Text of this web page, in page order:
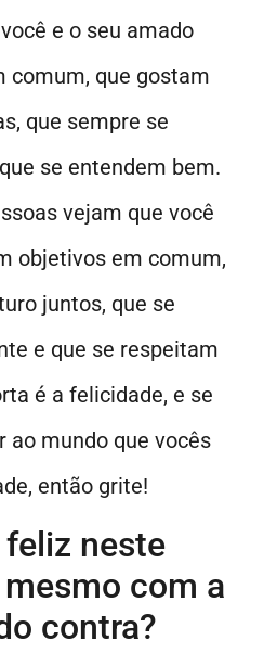
e o seu amado
comum, que gostam
que sempre se
se entendem bem.
vejam que você
objetivos em comum,
juntos, que se
e que se respeitam
é a felicidade, e se
ao mundo que vocês
então grite!
feliz neste
com a
contra?